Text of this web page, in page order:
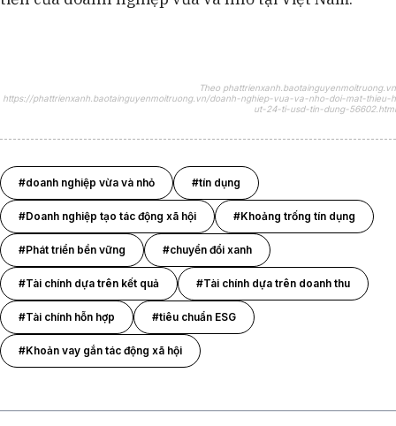
Theo phattrienxanh.baotainguyenmoitruong.vn
https://phattrienxanh.baotainguyenmoitruong.vn/doanh-nghiep-vua-va-nho-doi-mat-thieu-h
ut-24-ti-usd-tin-dung-56602.html
#doanh nghiệp vừa và nhỏ #tín dụng
#Doanh nghiệp tạo tác động xã hội #Khoảng trống tín dụng
#Phát triển bền vững #chuyển đổi xanh
#Tài chính dựa trên kết quả #Tài chính dựa trên doanh thu
#Tài chính hỗn hợp #tiêu chuẩn ESG
#Khoản vay gắn tác động xã hội